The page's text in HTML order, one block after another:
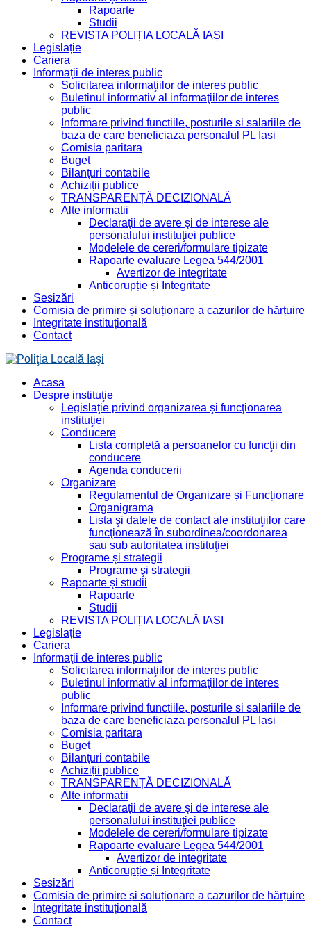
Rapoarte
Studii
REVISTA POLIȚIA LOCALĂ IAȘI
Legislație
Cariera
Informaţii de interes public
Solicitarea informaţiilor de interes public
Buletinul informativ al informaţiilor de interes
public
Informare privind functiile, posturile si salariile de
baza de care beneficiaza personalul PL Iasi
Comisia paritara
Buget
Bilanţuri contabile
Achiziții publice
TRANSPARENȚĂ DECIZIONALĂ
Alte informatii
Declaraţii de avere şi de interese ale
personalului instituţiei publice
Modelele de cereri/formulare tipizate
Rapoarte evaluare Legea 544/2001
Avertizor de integritate
Anticorupție și Integritate
Sesizări
Comisia de primire și soluționare a cazurilor de hărțuire
Integritate instituțională
Contact
Acasa
Despre instituţie
Legislaţie privind organizarea şi funcţionarea
instituţiei
Conducere
Lista completă a persoanelor cu funcţii din
conducere
Agenda conducerii
Organizare
Regulamentul de Organizare și Funcționare
Organigrama
Lista şi datele de contact ale instituţiilor care
funcţionează în subordinea/coordonarea
sau sub autoritatea instituţiei
Programe şi strategii
Programe şi strategii
Rapoarte şi studii
Rapoarte
Studii
REVISTA POLIȚIA LOCALĂ IAȘI
Legislație
Cariera
Informaţii de interes public
Solicitarea informaţiilor de interes public
Buletinul informativ al informaţiilor de interes
public
Informare privind functiile, posturile si salariile de
baza de care beneficiaza personalul PL Iasi
Comisia paritara
Buget
Bilanţuri contabile
Achiziții publice
TRANSPARENȚĂ DECIZIONALĂ
Alte informatii
Declaraţii de avere şi de interese ale
personalului instituţiei publice
Modelele de cereri/formulare tipizate
Rapoarte evaluare Legea 544/2001
Avertizor de integritate
Anticorupție și Integritate
Sesizări
Comisia de primire și soluționare a cazurilor de hărțuire
Integritate instituțională
Contact